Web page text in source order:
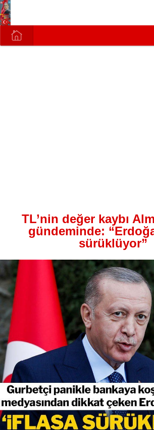
TL’nin değer kaybı
gündeminde:
sürüklüyor”